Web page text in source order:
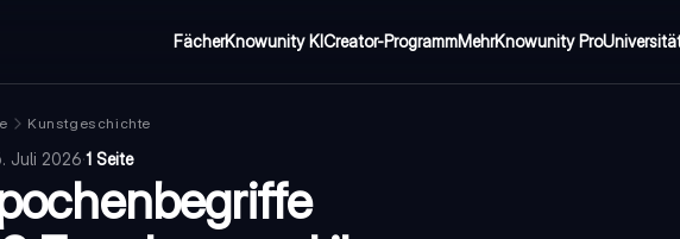
FächerKnowunity KICreator-ProgrammMehrKnowunity Pro
Kunstgeschichte
Juli 2026·1 Seite